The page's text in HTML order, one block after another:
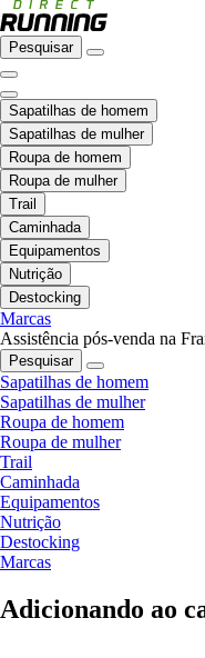
Pesquisar
Sapatilhas de homem
Sapatilhas de mulher
Roupa de homem
Roupa de mulher
Trail
Caminhada
Equipamentos
Nutrição
Destocking
Marcas
Assistência pós-venda na
Pesquisar
Sapatilhas de homem
Sapatilhas de mulher
Roupa de homem
Roupa de mulher
Trail
Caminhada
Equipamentos
Nutrição
Destocking
Marcas
Adicionando ao